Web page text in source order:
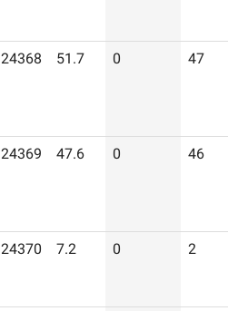
24368 51.7 0 47
24369 47.6 0 46
24370 7.2 0 2